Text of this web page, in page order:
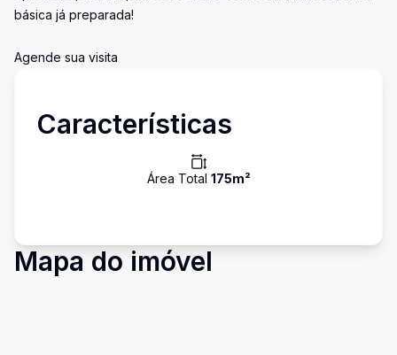
básica já preparada!
Agende sua visita
Características
Área Total 175m²
Mapa do imóvel